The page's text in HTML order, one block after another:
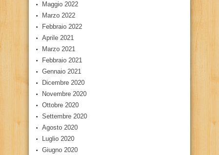
Maggio 2022
Marzo 2022
Febbraio 2022
Aprile 2021
Marzo 2021
Febbraio 2021
Gennaio 2021
Dicembre 2020
Novembre 2020
Ottobre 2020
Settembre 2020
Agosto 2020
Luglio 2020
Giugno 2020